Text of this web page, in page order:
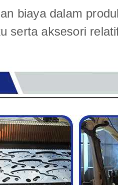
biaya dalam
serta aksesori